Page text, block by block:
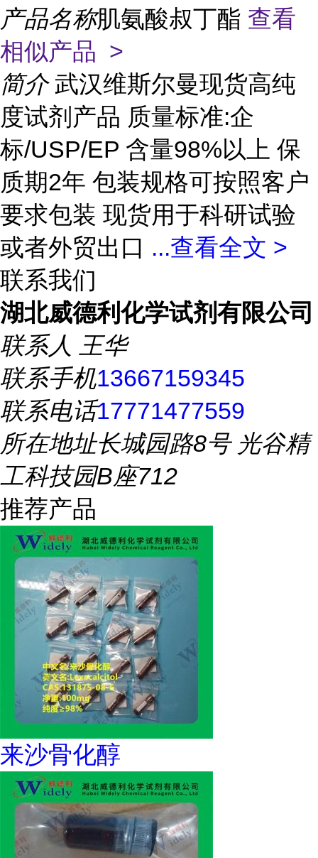
产品名称肌氨酸叔丁酯 查看
相似产品 >
简介 武汉维斯尔曼现货高纯
度试剂产品 质量标准:企
标/USP/EP 含量98%以上 保
质期2年 包装规格可按照客户
要求包装 现货用于科研试验
或者外贸出口 ...查看全文 >
联系我们
湖北威德利化学试剂有限公司
联系人 王华
联系手机13667159345
联系电话17771477559
所在地址长城园路8号 光谷精
工科技园B座712
推荐产品
来沙骨化醇